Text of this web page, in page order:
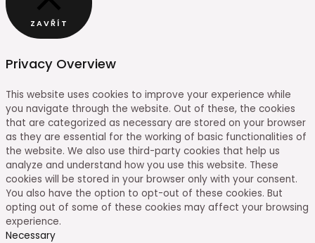
ZAVŘÍT
Privacy Overview
This website uses cookies to improve your experience while
you navigate through the website. Out of these, the cookies
that are categorized as necessary are stored on your browser
as they are essential for the working of basic functionalities of
the website. We also use third-party cookies that help us
analyze and understand how you use this website. These
cookies will be stored in your browser only with your consent.
You also have the option to opt-out of these cookies. But
opting out of some of these cookies may affect your browsing
experience.
Necessary